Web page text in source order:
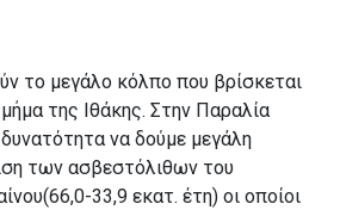
το μεγάλο κόλπο που βρίσκεται
της Ιθάκης. Στην Παραλία
να δούμε μεγάλη
των ασβεστόλιθων του
33,9 εκατ. έτη) οι οποίοι